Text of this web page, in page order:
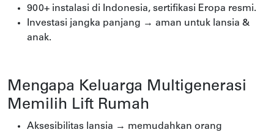
900+ instalasi di Indonesia, sertifikasi Eropa resmi.
Investasi jangka panjang → aman untuk lansia &
anak.
Mengapa Keluarga Multigenerasi
Memilih Lift Rumah
Aksesibilitas lansia → memudahkan orang